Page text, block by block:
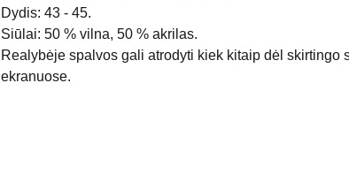
Dydis: 43 - 45.
Siūlai: 50 % vilna, 50 % akrilas.
Realybėje spalvos gali atrodyti kiek kitaip dėl skirtingo
ekranuose.